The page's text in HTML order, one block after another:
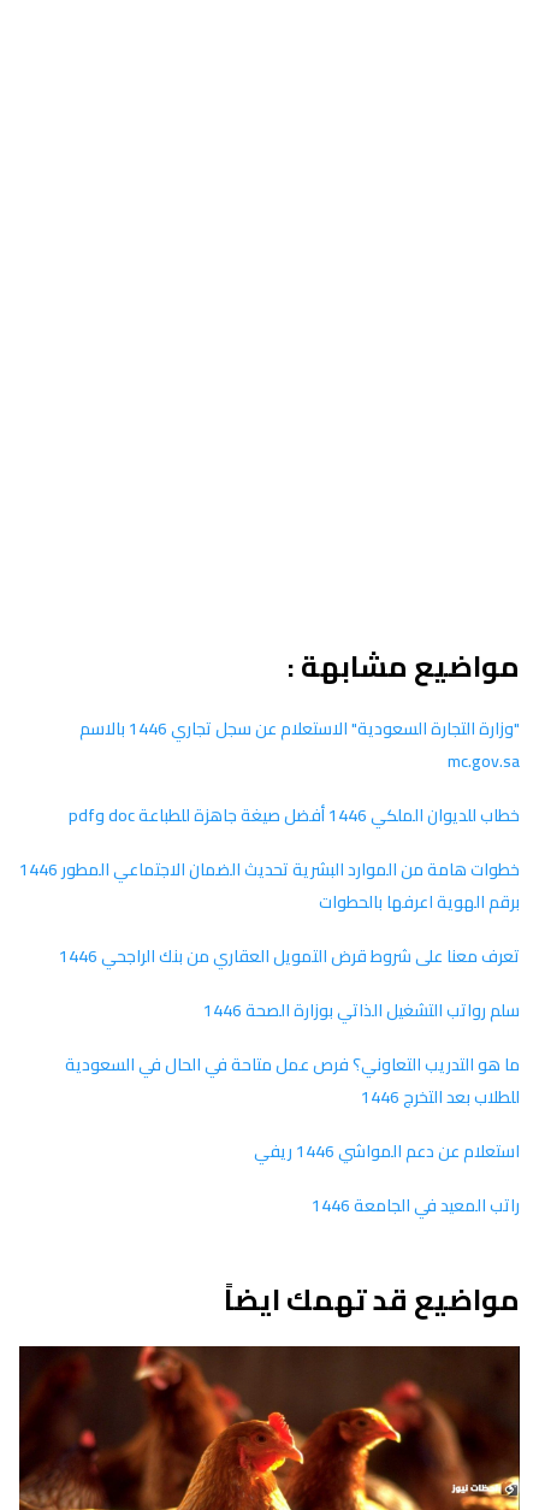
مواضيع مشابهة :
"وزارة التجارة السعودية" الاستعلام عن سجل تجاري 1446 بالاسم
mc.gov.sa
خطاب للديوان الملكي 1446 أفضل صيغة جاهزة للطباعة doc وpdf
خطوات هامة من الموارد البشرية تحديث الضمان الاجتماعي المطور 1446
برقم الهوية اعرفها بالحطوات
تعرف معنا على شروط قرض التمويل العقاري من بنك الراجحي 1446
سلم رواتب التشغيل الذاتي بوزارة الصحة 1446
ما هو التدريب التعاوني؟ فرص عمل متاحة في الحال في السعودية
للطلاب بعد التخرج 1446
استعلام عن دعم المواشي 1446 ريفي
راتب المعيد في الجامعة 1446
مواضيع قد تهمك ايضاً